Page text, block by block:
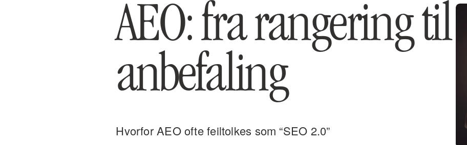
AEO: fra rangering til
anbefaling
Hvorfor AEO ofte feiltolkes som “SEO 2.0”